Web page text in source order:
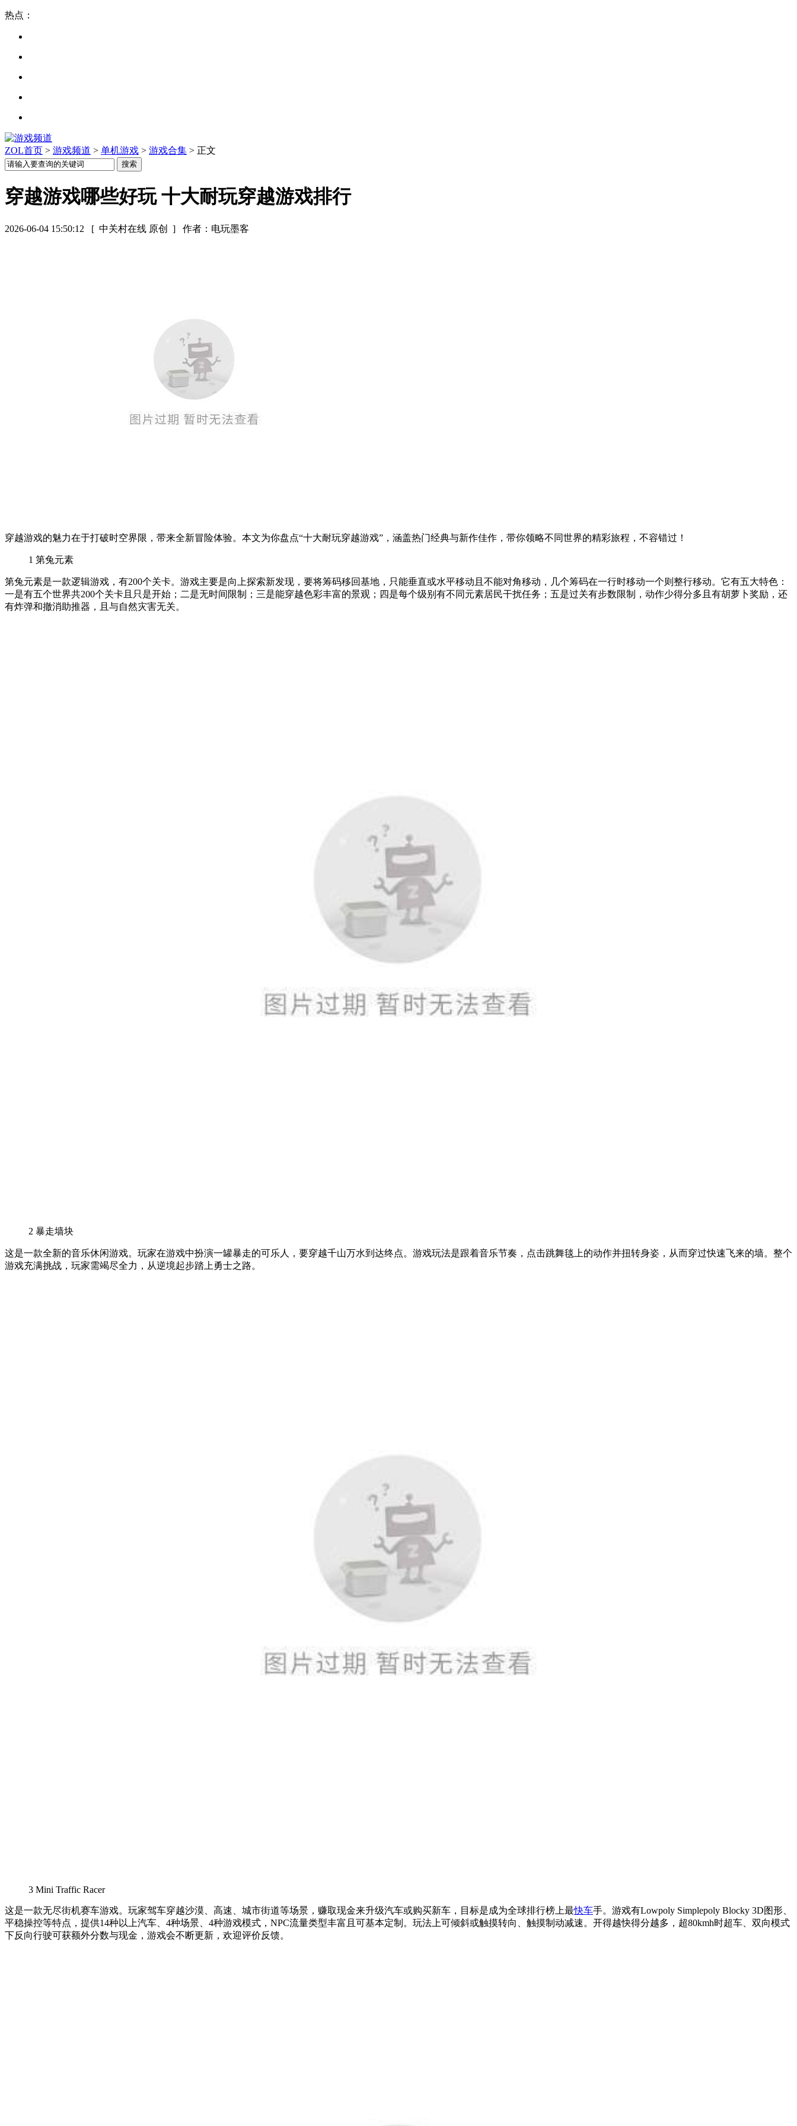
热点：
ZOL首页 > 游戏频道 > 单机游戏 > 游戏合集 > 正文
穿越游戏哪些好玩 十大耐玩穿越游戏排行
2026-06-04 15:50:12 [ 中关村在线 原创 ] 作者：电玩墨客
穿越游戏的魅力在于打破时空界限，带来全新冒险体验。本文为你盘点“十大耐玩穿越游戏”，涵盖热门经典与新作佳作，带你领略不同世界的精彩旅程，不容错过！
1 第兔元素
第兔元素是一款逻辑游戏，有200个关卡。游戏主要是向上探索新发现，要将筹码移回基地，只能垂直或水平移动且不能对角移动，几个筹码在一行时移动一个则整行移动。它有五大特色：
一是有五个世界共200个关卡且只是开始；二是无时间限制；三是能穿越色彩丰富的景观；四是每个级别有不同元素居民干扰任务；五是过关有步数限制，动作少得分多且有胡萝卜奖励，还
有炸弹和撤消助推器，且与自然灾害无关。
2 暴走墙块
这是一款全新的音乐休闲游戏。玩家在游戏中扮演一罐暴走的可乐人，要穿越千山万水到达终点。游戏玩法是跟着音乐节奏，点击跳舞毯上的动作并扭转身姿，从而穿过快速飞来的墙。整个
游戏充满挑战，玩家需竭尽全力，从逆境起步踏上勇士之路。
3 Mini Traffic Racer
这是一款无尽街机赛车游戏。玩家驾车穿越沙漠、高速、城市街道等场景，赚取现金来升级汽车或购买新车，目标是成为全球排行榜上最快车手。游戏有Lowpoly Simplepoly Blocky 3D图形、
平稳操控等特点，提供14种以上汽车、4种场景、4种游戏模式，NPC流量类型丰富且可基本定制。玩法上可倾斜或触摸转向、触摸制动减速。开得越快得分越多，超80kmh时超车、双向模式
下反向行驶可获额外分数与现金，游戏会不断更新，欢迎评价反馈。